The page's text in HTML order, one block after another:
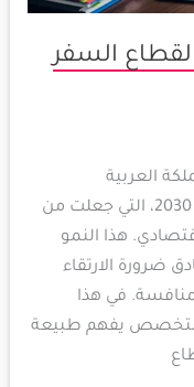
لقطاع السفر
العربية
السعودية نمواً متسارعاً في ظل رؤية 2030، التي جعلت من
هذا النمو
ضرورة الارتقاء
في هذا
متخصص يفهم طبيعة